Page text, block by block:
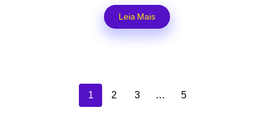
Leia Mais
1 2 3 … 5